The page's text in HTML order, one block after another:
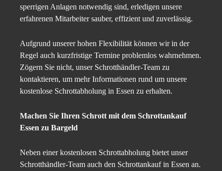
sperrigen Anlagen notwendig sind, erledigen unsere
erfahrenen Mitarbeiter sauber, effizient und zuverlässig.
Aufgrund unserer hohen Flexibilität können wir in der
Regel auch kurzfristige Termine problemlos wahrnehmen.
Zögern Sie nicht, unser Schrotthändler-Team zu
kontaktieren, um mehr Informationen rund um unsere
kostenlose Schrottabholung in Essen zu erhalten.
Machen Sie Ihren Schrott mit dem Schrottankauf
Essen zu Bargeld
Neben einer kostenlosen Schrottabholung bietet unser
Schrotthändler-Team auch den Schrottankauf in Essen an.